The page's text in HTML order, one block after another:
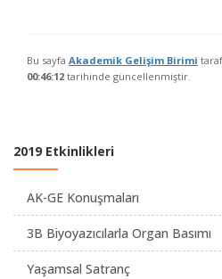
Bu sayfa Akademik Gelişim Birimi
00:46:12 tarihinde güncellenmiştir.
2019 Etkinlikleri
AK-GE Konuşmaları
3B Biyoyazıcılarla Organ Basımı
Yaşamsal Satranç